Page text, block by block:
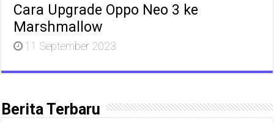
Cara Upgrade Oppo Neo 3 ke
Marshmallow
11 September 2023
Berita Terbaru